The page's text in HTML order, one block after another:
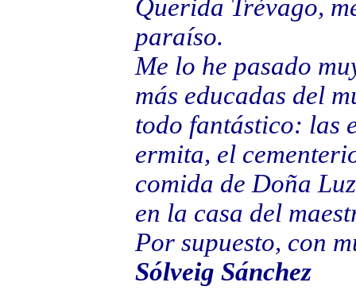
Querida Trévago,
paraíso.
Me lo he pasado
más educadas del
todo fantástico: las
ermita, el
comida de Doña
en la casa del
Por supuesto, con
Sólveig Sánchez